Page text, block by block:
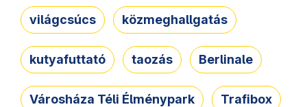
világcsúcs közmeghallgatás
kutyafuttató taozás Berlinale
Városháza Téli Élménypark Trafibox